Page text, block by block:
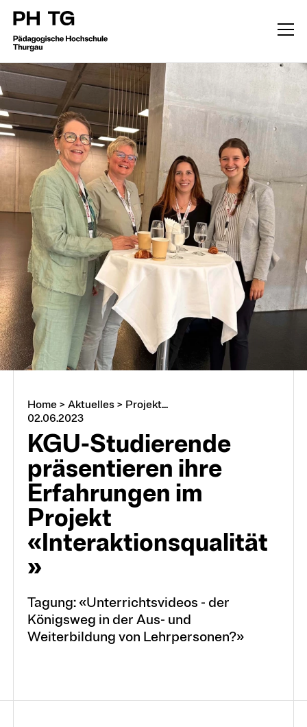
Home> Aktuelles> Projekt...
02.06.2023
KGU-Studierende
präsentieren ihre
Erfahrungen im
Projekt
«Interaktionsqualität
»
Tagung: «Unterrichtsvideos - der
Königsweg in der Aus- und
Weiterbildung von Lehrpersonen?»